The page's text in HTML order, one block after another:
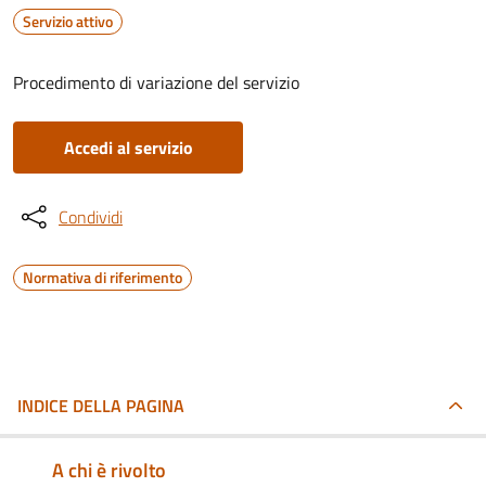
Servizio attivo
Procedimento di variazione del servizio
Accedi al servizio
Condividi
Normativa di riferimento
INDICE DELLA PAGINA
A chi è rivolto